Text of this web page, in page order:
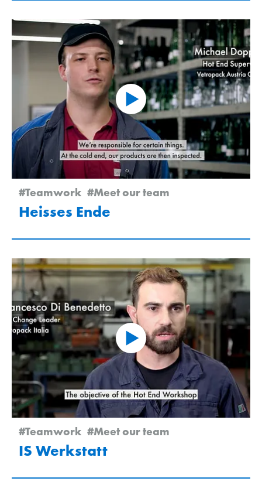
#Teamwork #Meet our team
Heisses Ende
#Teamwork #Meet our team
IS Werkstatt